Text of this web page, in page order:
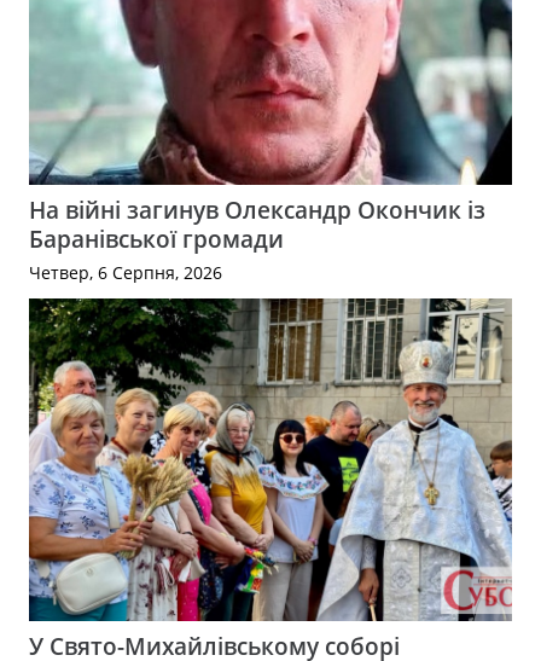
На війні загинув Олександр Окончик із
Баранівської громади
Четвер, 6 Серпня, 2026
У Свято-Михайлівському соборі